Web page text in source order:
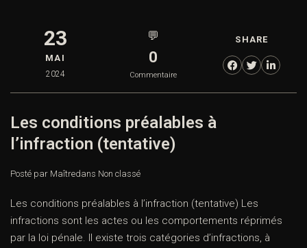
23
MAI
2024
💬
0
Commentaire
SHARE
Les conditions préalables à
l’infraction (tentative)
Posté par Maîtredans Non classé
Les conditions préalables à l’infraction (tentative) Les
infractions sont les actes ou les comportements réprimés
par la loi pénale. Il existe trois catégories d’infractions, à